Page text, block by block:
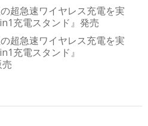
超急速ワイヤレス充電を実
充電スタンド』発売
超急速ワイヤレス充電を実
充電スタンド』